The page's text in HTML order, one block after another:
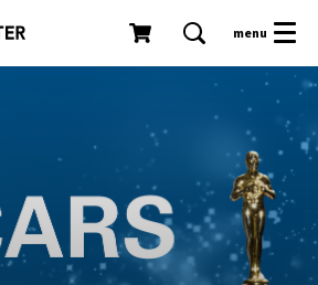
menu